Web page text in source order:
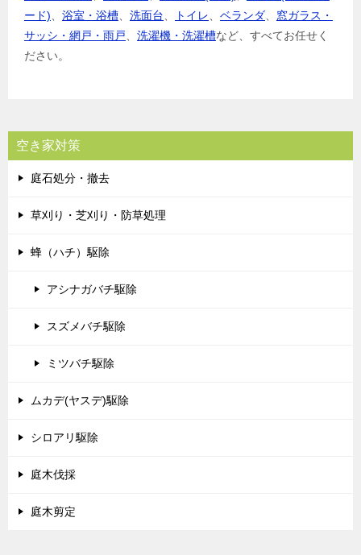
ード)
浴室・浴槽 洗面台 トイレ ベランダ
窓ガラス・
サッシ・網戸・雨戸
洗濯機・洗濯槽など、すべてお任せく
ださい。
空き家対策
庭石処分・撤去
草刈り・芝刈り・防草処理
蜂（ハチ）駆除
アシナガバチ駆除
スズメバチ駆除
ミツバチ駆除
ムカデ(ヤスデ)駆除
シロアリ駆除
庭木伐採
庭木剪定